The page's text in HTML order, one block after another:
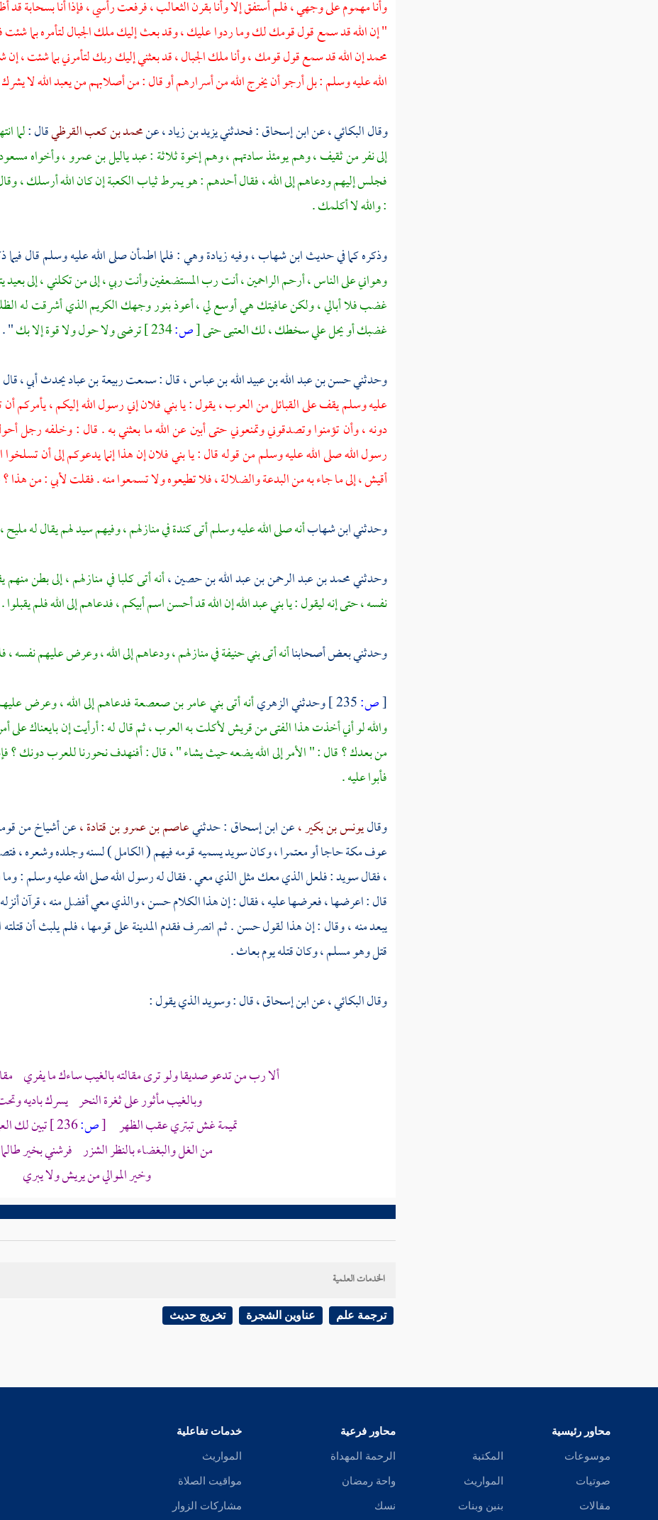
وأنا مهموم على وجهي ، فلم أستفق إلا وأنابقرن الثعالب ،فرفعت رأسي ، فإذا أنا بسحابة قد
" إن الله قد سمع قول قومك لك وما ردوا عليك ، وقد بعث إليك ملك الجبال لتأمره بما شئت
محمدإن الله قد سمع قول قومك ، وأنا ملك الجبال ، قد بعثني إليك ربك لتأمرني بما شئت ،
الله عليه وسلم : بل أرجو أن يخرج الله من أسرارهم أو قال : من أصلابهم من يعبد الله لا يشرك
وقالالبكائي ،عنابن إسحاق: فحدثنييزيد بن زياد ،عنمحمد بن كعب القرظيقال :لما
إلى نفر منثقيف ،وهم يومئذ سادتهم ، وهم إخوة ثلاثة :عبد ياليل بن عمرو ،وأخواه
فجلس إليهم ودعاهم إلى الله ، فقال أحدهم : هو يمرط ثيابالكعبةإن كان الله أرسلك ،
: والله لا أكلمك .
وذكره كما في حديثابن شهاب ،وفيه زيادة وهي : فلما اطمأن صلى الله عليه وسلم قال
وهواني على الناس ، أرحم الراحمين ، أنت رب المستضعفين وأنت ربي ، إلى من تكلني ، إلى
غضب فلا أبالي ، ولكن عافيتك هي أوسع لي ، أعوذ بنور وجهك الكريم الذي أشرقت له
غضبك أو يحل علي سخطك ، لك العتبى حتى[ص: ترضى ولا حول ولا قوة إلا بك" .
وحدثنيحسن بن عبد الله بن عبيد الله بن عباس ،قال : سمعتربيعة بن عباديحدث أبي ،
عليه وسلم يقف على القبائل من العرب ، يقول : يا بني فلان إني رسول الله إليكم ، يأمركم
دونه ، وأن تؤمنوا وتصدقوني وتمنعوني حتى أبين عن الله ما بعثني به . قال : وخلفه رجل
رسول الله صلى الله عليه وسلم من قوله قال : يا بني فلان إن هذا إنما يدعوكم إلى أن
أقيش ،إلى ما جاء به من البدعة والضلالة ، فلا تطيعوه ولا تسمعوا منه . فقلت لأبي : من هذا
وحدثنيابن شهابأنه صلى الله عليه وسلم أتىكندةفي منازلهم ، وفيهم سيد لهم يقال لهمليح ،
وحدثنيمحمد بن عبد الرحمن بن عبد الله بن حصين ،أنه أتىكلبافي منازلهم ، إلى بطن منهم
نفسه ، حتى إنه ليقول : يابني عبد اللهإن الله قد أحسن اسم أبيكم ، فدعاهم إلى الله فلم يقبلوا .
وحدثني بعض أصحابناأنه أتىبني حنيفةفي منازلهم ، ودعاهم إلى الله ، وعرض عليهم نفسه
[ص: وحدثنيالزهريأنه أتىبني عامر بن صعصعةفدعاهم إلى الله ، وعرض
والله لو أني أخذت هذا الفتى منقريشلأكلت به العرب ، ثم قال له : أرأيت إن بايعناك على
من بعدك ؟ قال : " الأمر إلى الله يضعه حيث يشاء " ، قال : أفنهدف نحورنا للعرب دونك ؟
فأبوا عليه .
وقاليونس بن بكير ،عنابن إسحاق: حدثنيعاصم بن عمرو بن قتادة ،عن أشياخ من
عوفمكةحاجا أو معتمرا ، وكانسويديسميه قومه فيهم ( الكامل ) لسنه وجلده وشعره ،
، فقالسويد: فلعل الذي معك مثل الذي معي . فقال له رسول الله صلى الله عليه وسلم :
قال : اعرضها ، فعرضها عليه ، فقال : إن هذا الكلام حسن ، والذي معي أفضل منه ، قرآن أنزله
يبعد منه ، وقال : إن هذا لقول حسن . ثم انصرف فقدمالمدينةعلى قومها ، فلم يلبث أن قتلته
قتل وهو مسلم ، وكان قتله يوم بعاث .
وقالالبكائي ،عنابن إسحاق، قال :وسويدالذي يقول :
ألا رب من تدعو صديقا ولو ترى مقالته بالغيب ساءك ما يفري
وبالغيب مأثور على ثغرة النحر يسرك باديه
تميمة غش تبتري عقب الظهر [ص:236 ]
تبين لك
من الغل والبغضاء بالنظر الشزر فرشني بخير
وخير الموالي من يريش ولا يبري
الخدمات العلمية
ترجمة علم عناوين الشجرة تخريج حديث
محاور رئيسية
موسوعات
صوتيات
مقالات
المكتبة
المواريث
بنين وبنات
محاور فرعية
الرحمة المهداة
واحة رمضان
نسك
خدمات تفاعلية
المواريث
مواقيت الصلاة
مشاركات الزوار